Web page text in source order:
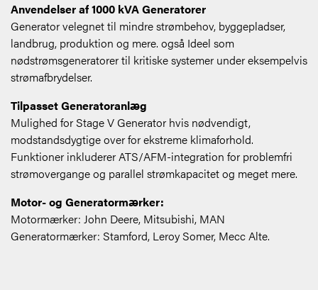
Anvendelser af 1000 kVA Generatorer
Generator velegnet til mindre strømbehov, byggepladser,
landbrug, produktion og mere. også Ideel som
nødstrømsgeneratorer til kritiske systemer under eksempelvis
strømafbrydelser.
Tilpasset Generatoranlæg
Mulighed for Stage V Generator hvis nødvendigt,
modstandsdygtige over for ekstreme klimaforhold.
Funktioner inkluderer ATS/AFM-integration for problemfri
strømovergange og parallel strømkapacitet og meget mere.
Motor- og Generatormærker:
Motormærker: John Deere, Mitsubishi, MAN
Generatormærker: Stamford, Leroy Somer, Mecc Alte.